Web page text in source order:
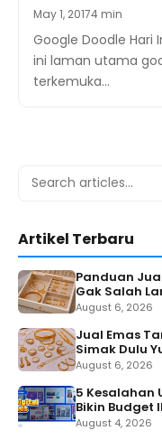
May 1, 20174 min
Google Doodle Hari
ini laman utama
terkemuka…
Search
Artikel Terbaru
Panduan
Gak Salah
August 6, 2026
Jual Emas
Simak Dulu
August 6, 2026
5 Kesalahan
Bikin Budget
August 4, 2026